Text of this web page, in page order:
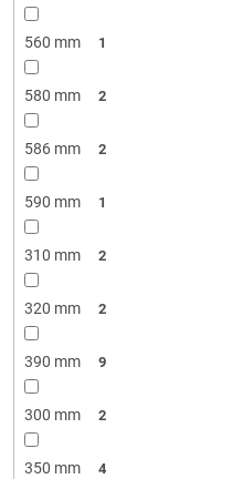
560 mm 1
580 mm 2
586 mm 2
590 mm 1
310 mm 2
320 mm 2
390 mm 9
300 mm 2
350 mm 4